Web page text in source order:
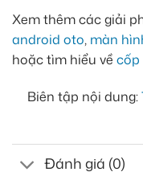
Xem thêm các giải
android oto, màn
hoặc tìm hiểu về cốp
Biên tập nội dung:
Đánh giá (0)